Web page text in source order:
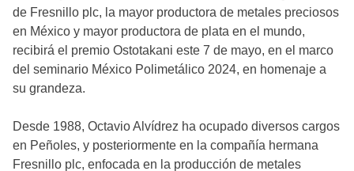
de Fresnillo plc, la mayor productora de metales preciosos
en México y mayor productora de plata en el mundo,
recibirá el premio Ostotakani este 7 de mayo, en el marco
del seminario México Polimetálico 2024, en homenaje a
su grandeza.
Desde 1988, Octavio Alvídrez ha ocupado diversos cargos
en Peñoles, y posteriormente en la compañía hermana
Fresnillo plc, enfocada en la producción de metales